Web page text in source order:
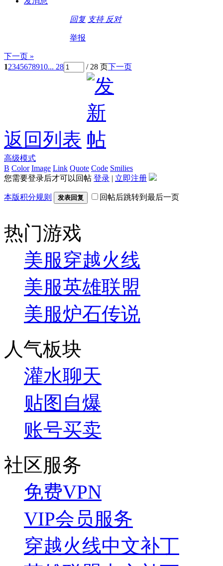
回复 支持 反对
举报
下一页 »
12345678910... 28 / 28 页下一页
返回列表
高级模式
B Color Image Link Quote Code Smilies
您需要登录后才可以回帖 登录 | 立即注册
本版积分规则 发表回复 回帖后跳转到最后一页
热门游戏
美服穿越火线
美服英雄联盟
美服炉石传说
人气板块
灌水聊天
贴图自爆
账号买卖
社区服务
免费VPN
VIP会员服务
穿越火线中文补丁